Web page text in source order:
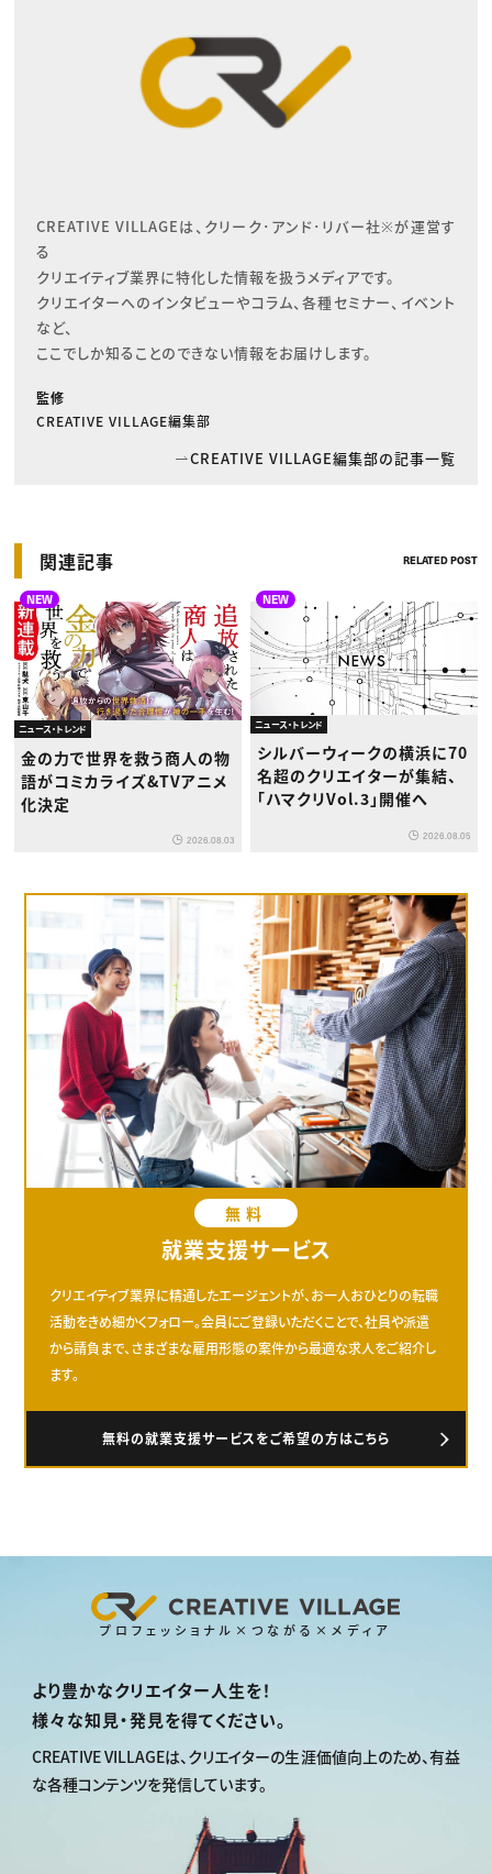
CREATIVE VILLAGEは、クリーク･アンド･リバー社※が運営す
る
クリエイティブ業界に特化した情報を扱うメディアです。
クリエイターへのインタビューやコラム、各種セミナー、イベント
など、
ここでしか知ることのできない情報をお届けします。
監修
CREATIVE VILLAGE編集部
CREATIVE VILLAGE編集部の記事一覧
関連記事 RELATED POST
NEW
ニュース・トレンド
金の力で世界を救う商人の物
語がコミカライズ&TVアニメ
化決定
2026.08.03
NEW
ニュース・トレンド
シルバーウィークの横浜に70
名超のクリエイターが集結、
「ハマクリVol.3」開催へ
2026.08.05
無料
就業支援サービス
クリエイティブ業界に精通したエージェントが、お一人おひとりの転職
活動をきめ細かくフォロー。会員にご登録いただくことで、社員や派遣
から請負まで、さまざまな雇用形態の案件から最適な求人をご紹介し
ます。
無料の就業支援サービスをご希望の方はこちら
プロフェッショナル×つながる×メディア
より豊かなクリエイター人生を！
様々な知見・発見を得てください。
CREATIVE VILLAGEは、 クリエイターの生涯価値向上のため、有益
な各種コンテンツを発信しています。